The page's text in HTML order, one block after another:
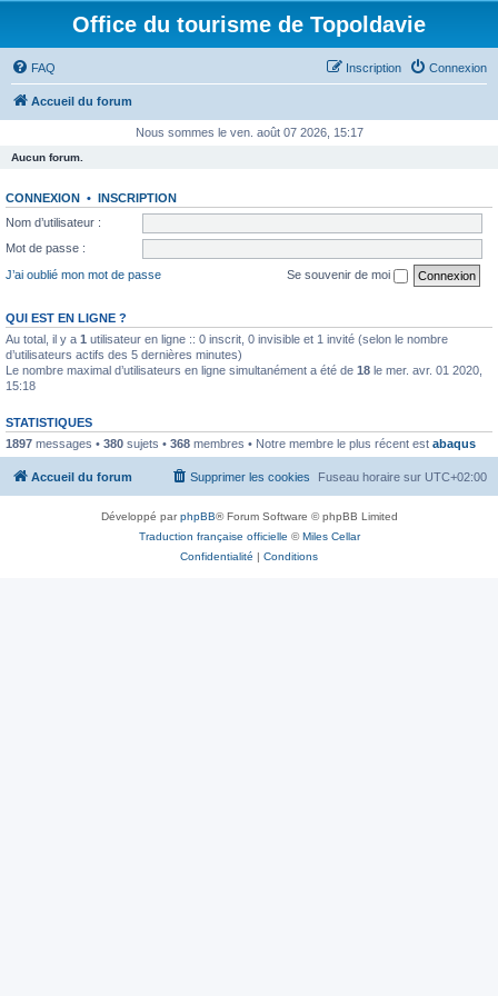
Office du tourisme de Topoldavie
FAQ Connexion
Inscription
Accueil du forum
Nous sommes le ven. août 07 2026, 15:17
Aucun forum.
CONNEXION • INSCRIPTION
Nom d’utilisateur :
Mot de passe :
J’ai oublié mon mot de passe
Se souvenir de moi
QUI EST EN LIGNE ?
Au total, il y a 1 utilisateur en ligne :: 0 inscrit, 0 invisible et 1 invité (selon le nombre
d’utilisateurs actifs des 5 dernières minutes)
Le nombre maximal d’utilisateurs en ligne simultanément a été de 18 le mer. avr. 01 2020,
15:18
STATISTIQUES
1897 messages • 380 sujets • 368 membres • Notre membre le plus récent est abaqus
Accueil du forum Fuseau horaire sur UTC+02:00
Supprimer les cookies
Développé parphpBB® Forum Software © phpBB Limited
Traduction française officielle ©Miles Cellar
Confidentialité | Conditions